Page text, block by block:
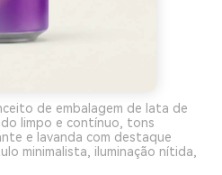
de embalagem de lata de
limpo e contínuo, tons
e lavanda com destaque
minimalista, iluminação nítida,